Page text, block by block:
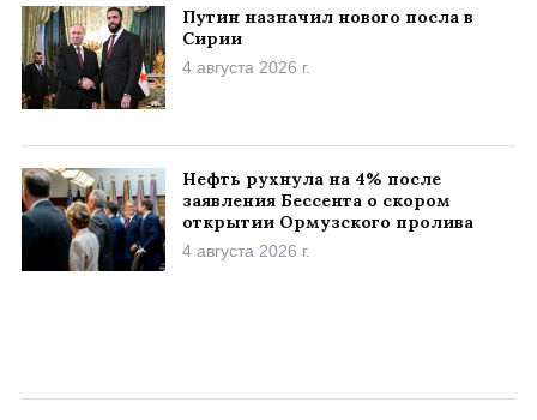
Путин назначил нового посла в
Сирии
4 августа 2026 г.
Нефть рухнула на 4% после
заявления Бессента о скором
открытии Ормузского пролива
4 августа 2026 г.